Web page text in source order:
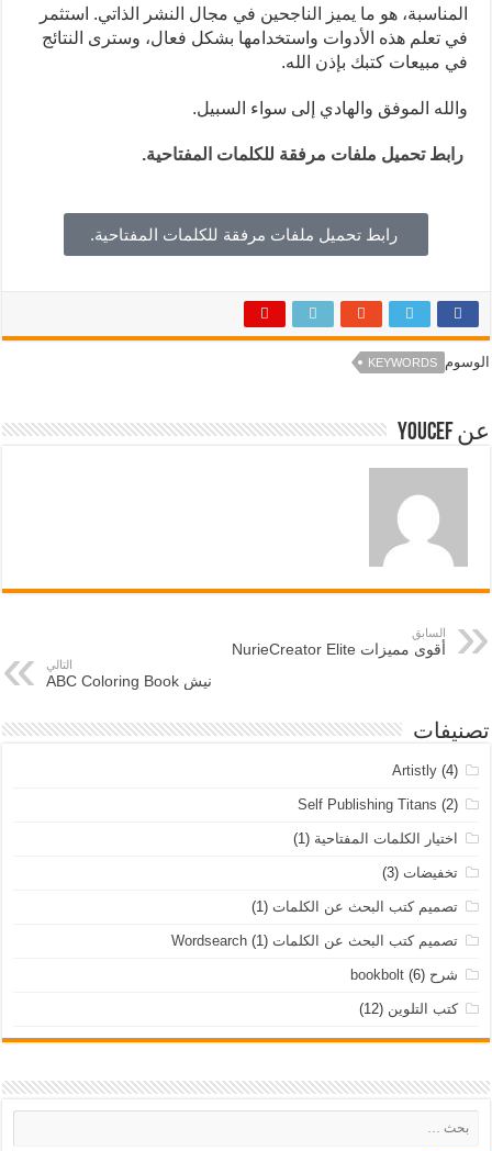
المناسبة، هو ما يميز الناجحين في مجال النشر الذاتي. استثمر
في تعلم هذه الأدوات واستخدامها بشكل فعال، وسترى النتائج
في مبيعات كتبك بإذن الله.
والله الموفق والهادي إلى سواء السبيل.
رابط تحميل ملفات مرفقة للكلمات المفتاحية.
رابط تحميل ملفات مرفقة للكلمات المفتاحية.
الوسوم KEYWORDS
عن Youcef
السابق
أقوى مميزات NurieCreator Elite
التالي
نيش ABC Coloring Book
تصنيفات
Artistly(4)
Self Publishing Titans (2)
اختيار الكلمات المفتاحية (1)
تخفيضات (3)
تصميم كتب البحث عن الكلمات (1)
تصميم كتب البحث عن الكلمات Wordsearch(1)
شرح bookbolt(6)
كتب التلوين (12)